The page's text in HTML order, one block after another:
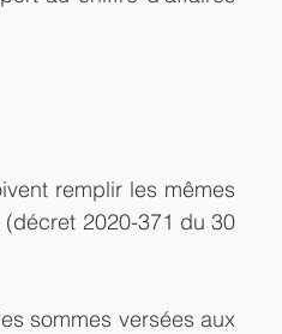
remplir les mêmes
2020-371 du 30
sommes versées aux